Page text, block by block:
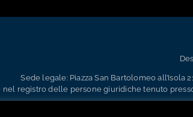
Sede legale: Piazza San Bartolomeo all’Isola
nel registro delle persone giuridiche tenuto presso